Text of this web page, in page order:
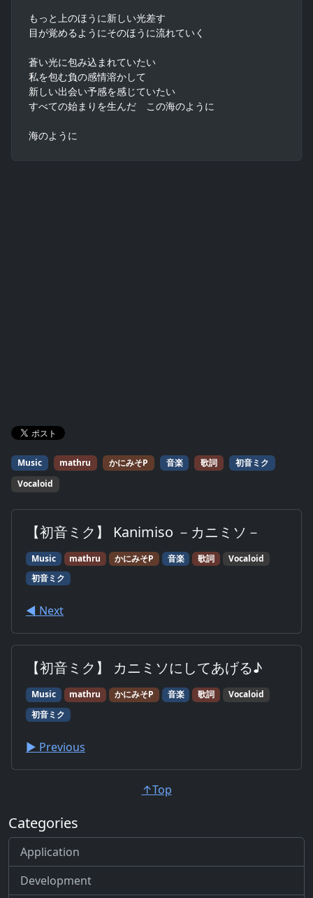
もっと上のほうに新しい光差す
目が覚めるようにそのほうに流れていく
蒼い光に包み込まれていたい
私を包む負の感情溶かして
新しい出会い予感を感じていたい
すべての始まりを生んだ　この海のように
海のように
Music mathru かにみそP 音楽 歌詞
初音ミク
Vocaloid
【初音ミク】 Kanimiso －カニミソ－
Music mathru かにみそP 音楽 歌詞
Vocaloid
初音ミク
◀︎ Next
【初音ミク】 カニミソにしてあげる♪
Music mathru かにみそP 音楽 歌詞
Vocaloid
初音ミク
▶︎ Previous
↑Top
Categories
Application
Development